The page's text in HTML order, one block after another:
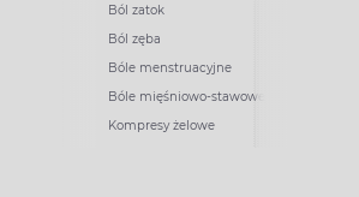
Ból zatok
Ból zęba
Bóle menstruacyjne
Bóle mięśniowo-stawowe
Kompresy żelowe